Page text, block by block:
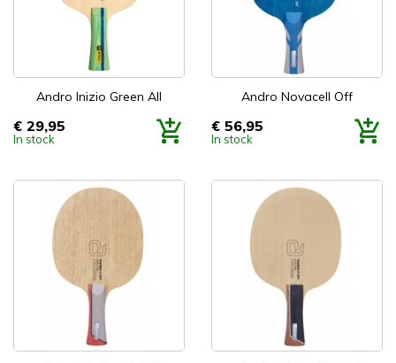
Andro Inizio Green All
Prijs
€ 29,95
In stock
Andro Novacell Off
Prijs
€ 56,95
In stock